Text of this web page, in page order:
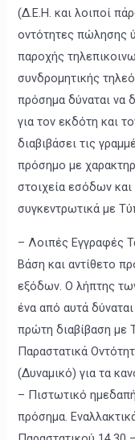
(Δ.Ε.Η. και λοιποί
οντότητες πώλησης
παροχής
συνδρομητικής
πρόσημα δύναται να
για τον εκδότη και
διαβιβάσει τις
πρόσημο με
στοιχεία εσόδων και
συγκεντρωτικά με
– Λοιπές Εγγραφές
Βάση και αντίθετο
εξόδων. Ο λήπτης
ένα από αυτά
πρώτη διαβίβαση με
Παραστατικά
(Δυναμικό) για τα
– Πιστωτικό
πρόσημα.